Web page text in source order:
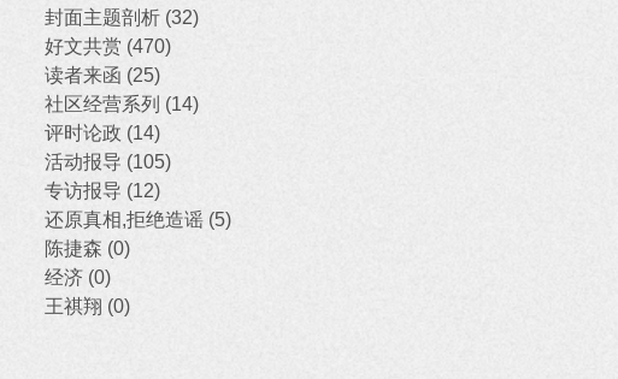
封面主题剖析 (32)
好文共赏 (470)
读者来函 (25)
社区经营系列 (14)
评时论政 (14)
活动报导 (105)
专访报导 (12)
还原真相,拒绝造谣 (5)
陈捷森 (0)
经济 (0)
王祺翔 (0)